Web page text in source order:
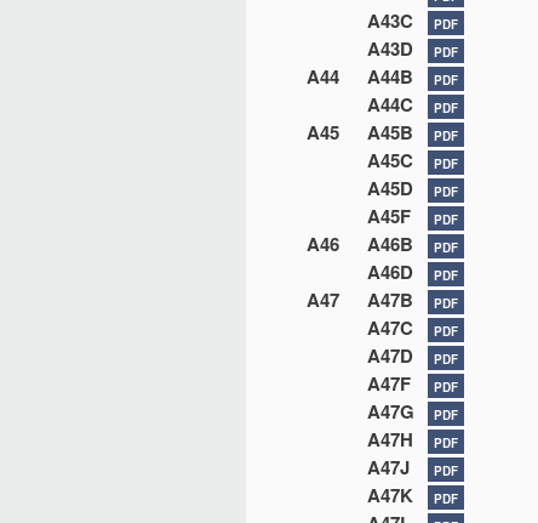
A43C PDF
A43D PDF
A44 A44B PDF
A44C PDF
A45 A45B PDF
A45C PDF
A45D PDF
A45F PDF
A46 A46B PDF
A46D PDF
A47 A47B PDF
A47C PDF
A47D PDF
A47F PDF
A47G PDF
A47H PDF
A47J PDF
A47K PDF